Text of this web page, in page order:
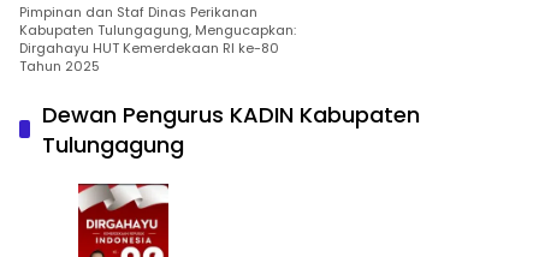
Pimpinan dan Staf Dinas Perikanan
Kabupaten Tulungagung, Mengucapkan:
Dirgahayu HUT Kemerdekaan RI ke-80
Tahun 2025
Dewan Pengurus KADIN Kabupaten
Tulungagung